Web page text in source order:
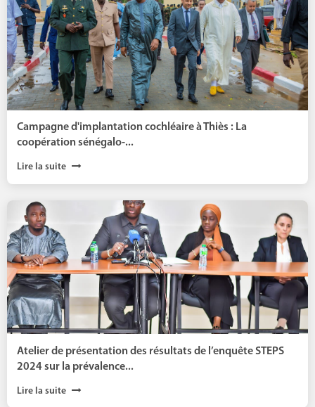
Campagne d'implantation cochléaire à Thiès : La
coopération sénégalo-...
Lire la suite
Atelier de présentation des résultats de l’enquête STEPS
2024 sur la prévalence...
Lire la suite